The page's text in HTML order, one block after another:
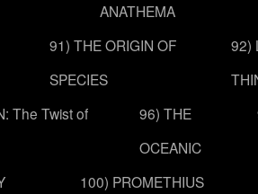
ANATHEMA
91) THE ORIGIN OF
SPECIES
92)
The Twist of
96) THE
OCEANIC
100) PROMETHIUS